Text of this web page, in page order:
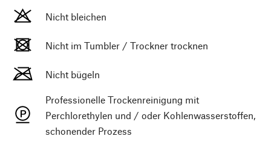
Nicht bleichen
Nicht im Tumbler / Trockner trocknen
Nicht bügeln
Professionelle Trockenreinigung mit
Perchlorethylen und / oder Kohlenwasserstoffen,
schonender Prozess